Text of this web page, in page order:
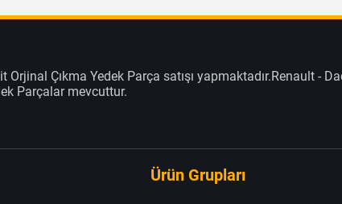
Orjinal Çıkma Yedek Parça satışı yapmaktadır.Renault -
Parçalar mevcuttur.
Ürün Grupları